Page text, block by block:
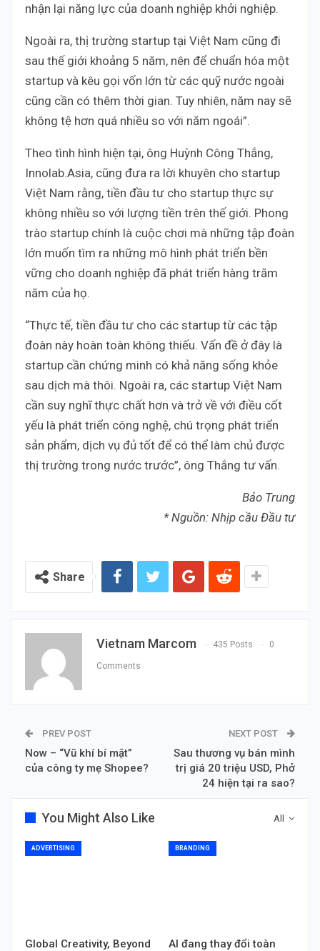
nhận lại năng lực của doanh nghiệp khởi nghiệp.
Ngoài ra, thị trường startup tại Việt Nam cũng đi
sau thế giới khoảng 5 năm, nên để chuẩn hóa một
startup và kêu gọi vốn lớn từ các quỹ nước ngoài
cũng cần có thêm thời gian. Tuy nhiên, năm nay sẽ
không tệ hơn quá nhiều so với năm ngoái”.
Theo tình hình hiện tại, ông Huỳnh Công Thắng,
Innolab.Asia, cũng đưa ra lời khuyên cho startup
Việt Nam rằng, tiền đầu tư cho startup thực sự
không nhiều so với lượng tiền trên thế giới. Phong
trào startup chính là cuộc chơi mà những tập đoàn
lớn muốn tìm ra những mô hình phát triển bền
vững cho doanh nghiệp đã phát triển hàng trăm
năm của họ.
“Thực tế, tiền đầu tư cho các startup từ các tập
đoàn này hoàn toàn không thiếu. Vấn đề ở đây là
startup cần chứng minh có khả năng sống khỏe
sau dịch mà thôi. Ngoài ra, các startup Việt Nam
cần suy nghĩ thực chất hơn và trở về với điều cốt
yếu là phát triển công nghệ, chú trọng phát triển
sản phẩm, dịch vụ đủ tốt để có thể làm chủ được
thị trường trong nước trước”, ông Thắng tư vấn.
Bảo Trung
* Nguồn: Nhịp cầu Đầu tư
Share
Vietnam Marcom 435 Posts 0
Comments
PREV POST
Now – “Vũ khí bí mật”
của công ty mẹ Shopee?
NEXT POST
Sau thương vụ bán mình
trị giá 20 triệu USD, Phở
24 hiện tại ra sao?
All
You Might Also Like
ADVERTISING
Global Creativity, Beyond
BRANDING
AI đang thay đổi toàn